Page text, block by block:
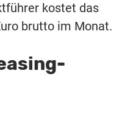
kostet das
brutto im Monat.